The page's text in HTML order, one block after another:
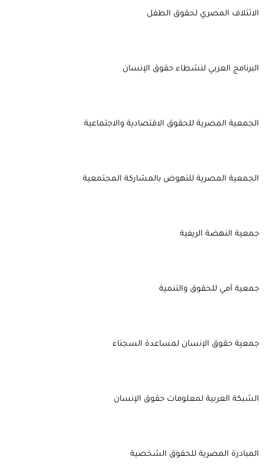
الائتلاف المصري لحقوق الطفل
البرنامج العربي لنشطاء حقوق الإنسان
الجمعية المصرية للحقوق الاقتصادية والاجتماعية
الجمعية المصرية للنهوض بالمشاركة المجتمعية
جمعية النهضة الريفية
جمعية آمي للحقوق والتنمية
جمعية حقوق الإنسان لمساعدة السجناء
الشبكة العربية لمعلومات حقوق الإنسان
المبادرة المصرية للحقوق الشخصية